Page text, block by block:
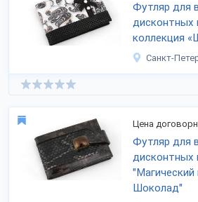
Футляр для
дисконтных
коллекция
Санкт-
Цена
Футляр для
дисконтных
"Магический
Шоколад"